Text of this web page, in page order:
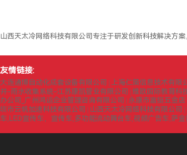
山西天太冷网络科技有限公司专注于研发创新科技解决方
友情链接:
大连通博自动化成套设备有限公司 上海仁策信息技术有限
井-雨水收集系统-江苏康凯管业有限公司
维欧国际教育科
办公司_广州鸿运企业管理咨询有限公司
永康市富挺五金店
圳市云帆加速科技有限公司
山西天太冷网络科技有限公司
车,LED宣传车，宣传车,多功能流动舞台车,视频广告车,萨